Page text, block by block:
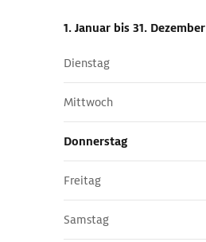
1. Januar bis 31. Dezember
Dienstag
Mittwoch
Donnerstag
Freitag
Samstag